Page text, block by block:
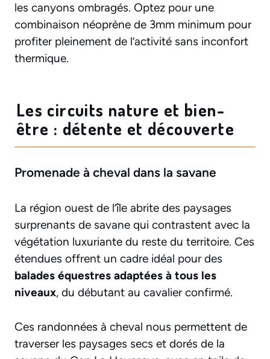
les canyons ombragés. Optez pour une
combinaison néoprène de 3mm minimum pour
profiter pleinement de l’activité sans inconfort
thermique.
Les circuits nature et bien-
être : détente et découverte
Promenade à cheval dans la savane
La région ouest de l’île abrite des paysages
surprenants de savane qui contrastent avec la
végétation luxuriante du reste du territoire. Ces
étendues offrent un cadre idéal pour des
balades équestres adaptées à tous les
niveaux, du débutant au cavalier confirmé.
Ces randonnées à cheval nous permettent de
traverser les paysages secs et dorés de la